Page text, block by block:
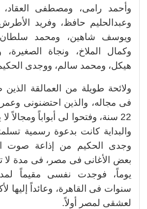
وأحمد رامى، ومصطفى
وعبدالحليم حافظ، وفريد
ويوسف شاهين، ومحمد
وكمال الملاخ، ونجاة
هيكل، ومحمد سالم، ووجدى
ولائحة طويلة من العمالقة
فى مجاله، والذين احتضنونى
22 سنة، وفتحوا لى أبواباً ومجالاً
والبداية كانت بدعوة رسمية
وجدى الحكيم من إذاعة صوت
لعشقى لمصر أولاً.